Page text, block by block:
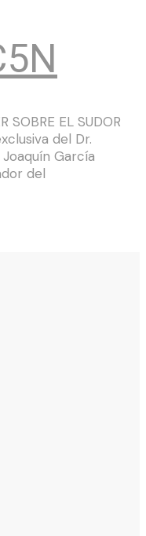
SOBRE EL SUDOR
del Dr.
García
del